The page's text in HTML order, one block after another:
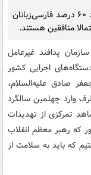
رئیس سازمان پدافند غیر عامل کشور گفت: حدود ۶۰ درصد فارسی‌زبانان
منافقین هستند.
پدافند غیرعامل
اجرایی کشور
صادق علیه‌السلام،
از یک طرف وارد چهلمین سالگرد
تمرکزی از تهدیدات
که رهبر معظم انقلاب
که باید به سلامت از